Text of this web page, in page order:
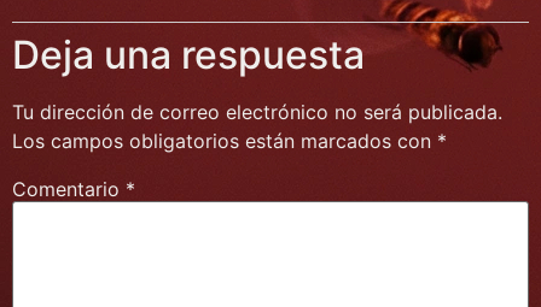
Deja una respuesta
Tu dirección de correo electrónico no será publicada.
Los campos obligatorios están marcados con *
Comentario *